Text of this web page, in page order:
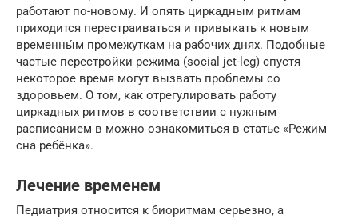
работают по-новому. И опять циркадным ритмам
приходится перестраиваться и привыкать к новым
временны́м промежуткам на рабочих днях. Подобные
частые перестройки режима (social jet-leg) спустя
некоторое время могут вызвать проблемы со
здоровьем. О том, как отрегулировать работу
циркадных ритмов в соответствии с нужным
расписанием в можно ознакомиться в статье «Режим
сна ребёнка».
Лечение временем
Педиатрия относится к биоритмам серьезно, а